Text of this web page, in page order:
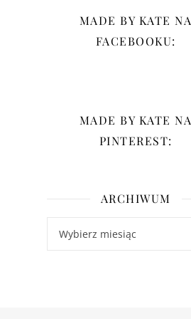
MADE BY KATE NA
FACEBOOKU:
MADE BY KATE NA
PINTEREST:
ARCHIWUM